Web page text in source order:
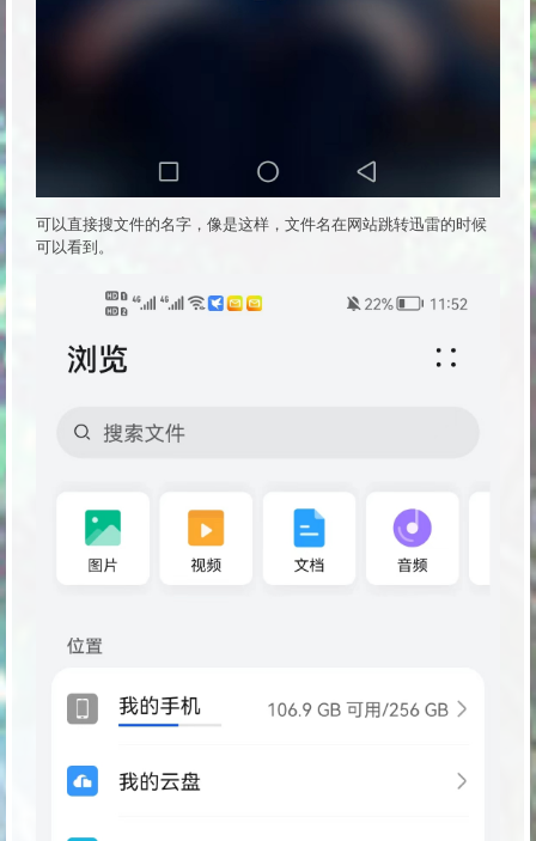
可以直接搜文件的名字，像是这样，文件名在网站跳转迅雷的时候
可以看到。